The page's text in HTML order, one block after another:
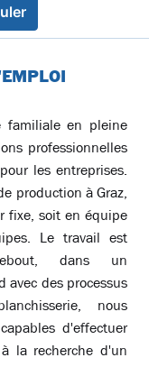
familiale en pleine
professionnelles
les entreprises.
production à Graz,
fixe, soit en équipe
Le travail est
dans un
avec des processus
nous
d'effectuer
la recherche d'un